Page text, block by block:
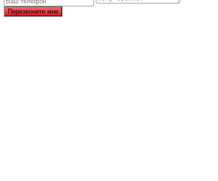
Перезвоните мне